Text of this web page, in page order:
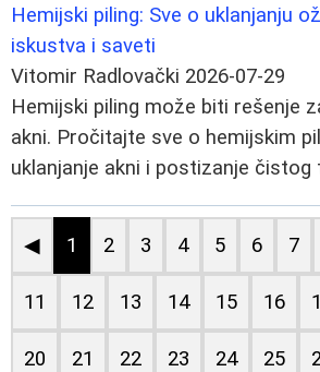
Hemijski piling: Sve o uklanjanju
iskustva i saveti
Vitomir Radlovački 2026-07-29
Hemijski piling može biti rešenje
akni. Pročitajte sve o hemijskim
uklanjanje akni i postizanje čistog
◀ 1 2 3 4 5 6 7
11 12 13 14 15 16
20 21 22 23 24 25